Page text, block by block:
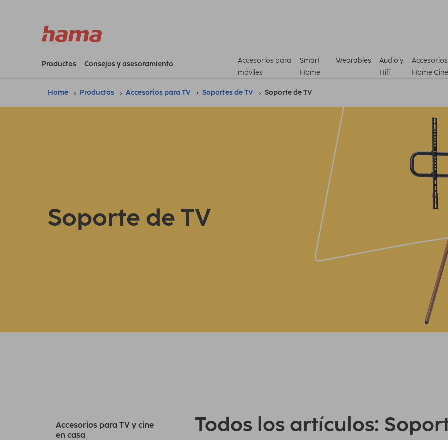
Productos Consejos y asesoramiento
Accesorios para
móviles
Smart
Home
Wearables
Audio y
Hifi
Home
Home Productos Accesorios para TV Soportes de TV Soporte de TV
Soporte de TV
Accesorios para TV y cine
en casa
Todos los artículos: